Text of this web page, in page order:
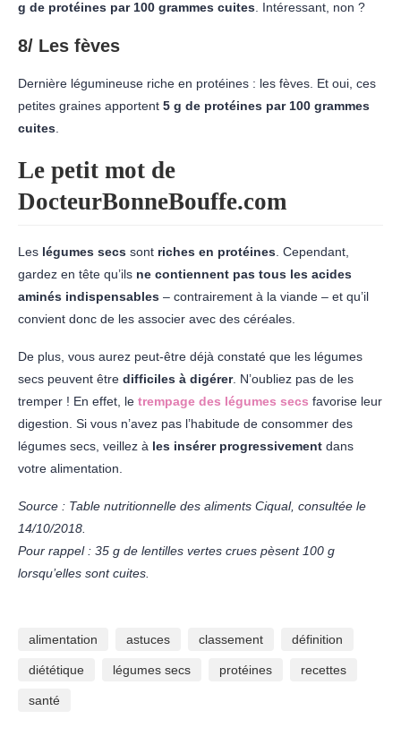
g de protéines par 100 grammes cuites . Intéressant, non ?
8/ Les fèves
Dernière légumineuse riche en protéines : les fèves. Et oui, ces
petites graines apportent 5 g de protéines par 100 grammes
cuites
Le petit mot de
DocteurBonneBouffe.com
Les légumes secs sont riches en protéines . Cependant,
gardez en tête qu’ils ne contiennent pas tous les acides
aminés indispensables – contrairement à la viande – et qu’il
convient donc de les associer avec des céréales.
De plus, vous aurez peut-être déjà constaté que les légumes
secs peuvent être difficiles à digérer. N’oubliez pas de les
tremper ! En effet, le trempage des légumes secs favorise leur
digestion. Si vous n’avez pas l’habitude de consommer des
légumes secs, veillez à les insérer progressivement dans
votre alimentation.
Source : Table nutritionnelle des aliments Ciqual, consultée le
14/10/2018.
Pour rappel : 35 g de lentilles vertes crues pèsent 100 g
lorsqu’elles sont cuites.
alimentation astuces classement définition
diététique légumes secs protéines recettes
santé